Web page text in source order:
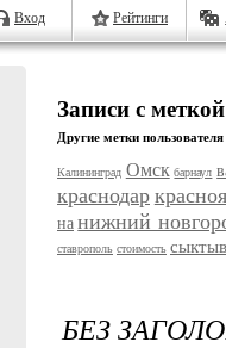
Вход Рейтинги
Записи с
Другие метки пользователя
Калининград Омск барнаул
краснодар
на нижний
ставрополь стоимость
БЕЗ